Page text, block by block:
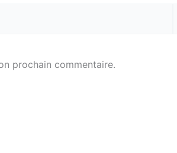
prochain commentaire.